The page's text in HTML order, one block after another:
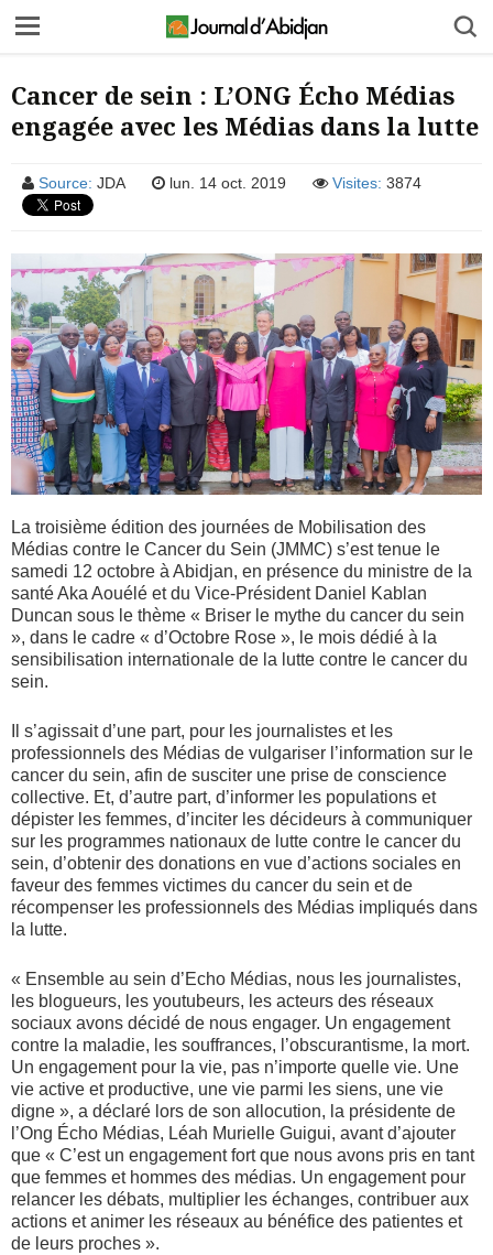
Cancer de sein : L’ONG Écho Médias
engagée avec les Médias dans la lutte
Source: JDA lun. 14 oct. 2019 Visites: 3874
La troisième édition des journées de Mobilisation des
Médias contre le Cancer du Sein (JMMC) s’est tenue le
samedi 12 octobre à Abidjan, en présence du ministre de la
santé Aka Aouélé et du Vice-Président Daniel Kablan
Duncan sous le thème « Briser le mythe du cancer du sein
», dans le cadre « d’Octobre Rose », le mois dédié à la
sensibilisation internationale de la lutte contre le cancer du
sein.
Il s’agissait d’une part, pour les journalistes et les
professionnels des Médias de vulgariser l’information sur le
cancer du sein, afin de susciter une prise de conscience
collective. Et, d’autre part, d’informer les populations et
dépister les femmes, d’inciter les décideurs à communiquer
sur les programmes nationaux de lutte contre le cancer du
sein, d’obtenir des donations en vue d’actions sociales en
faveur des femmes victimes du cancer du sein et de
récompenser les professionnels des Médias impliqués dans
la lutte.
« Ensemble au sein d’Echo Médias, nous les journalistes,
les blogueurs, les youtubeurs, les acteurs des réseaux
sociaux avons décidé de nous engager. Un engagement
contre la maladie, les souffrances, l’obscurantisme, la mort.
Un engagement pour la vie, pas n’importe quelle vie. Une
vie active et productive, une vie parmi les siens, une vie
digne », a déclaré lors de son allocution, la présidente de
l’Ong Écho Médias, Léah Murielle Guigui, avant d’ajouter
que « C’est un engagement fort que nous avons pris en tant
que femmes et hommes des médias. Un engagement pour
relancer les débats, multiplier les échanges, contribuer aux
actions et animer les réseaux au bénéfice des patientes et
de leurs proches ».